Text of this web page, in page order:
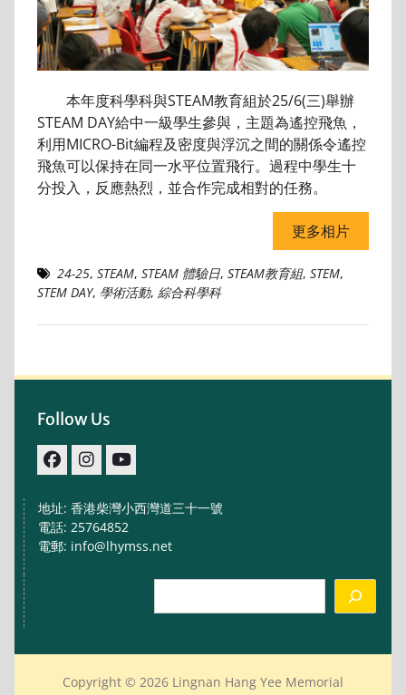
本年度科學科與STEAM教育組於25/6(三)舉辦
STEAM DAY給中一級學生參與，主題為遙控飛魚，
利用MICRO-Bit編程及密度與浮沉之間的關係令遙控
飛魚可以保持在同一水平位置飛行。過程中學生十
分投入，反應熱烈，並合作完成相對的任務。
更多相片
24-25, STEAM, STEAM 體驗日, STEAM教育組, STEM,
STEM DAY, 學術活動, 綜合科學科
Follow Us
地址: 香港柴灣小西灣道三十一號
電話: 25764852
電郵: info@lhymss.net
Copyright © 2026 Lingnan Hang Yee Memorial